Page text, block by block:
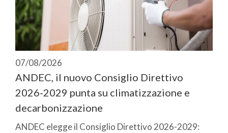
07/08/2026
ANDEC, il nuovo Consiglio Direttivo
2026-2029 punta su climatizzazione e
decarbonizzazione
ANDEC elegge il Consiglio Direttivo 2026-2029: